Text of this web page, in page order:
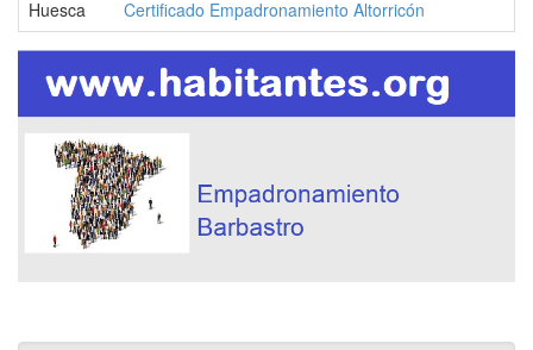
Huesca
Certificado Empadronamiento Altorricón